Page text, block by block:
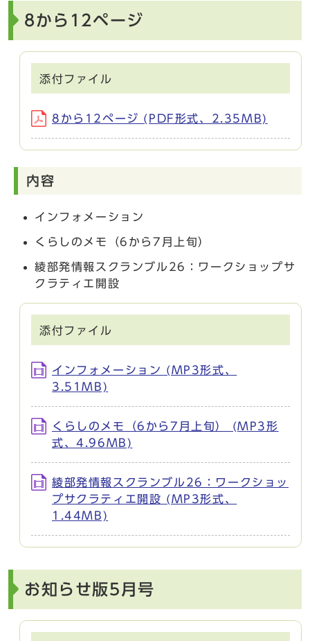
8から12ページ
添付ファイル
8から12ページ (PDF形式、2.35MB)
内容
インフォメーション
くらしのメモ（6から7月上旬）
綾部発情報スクランブル26：ワークショップサ
クラティエ開設
添付ファイル
インフォメーション (MP3形式、
3.51MB)
くらしのメモ（6から7月上旬） (MP3形
式、4.96MB)
綾部発情報スクランブル26：ワークショッ
プサクラティエ開設 (MP3形式、
1.44MB)
お知らせ版5月号